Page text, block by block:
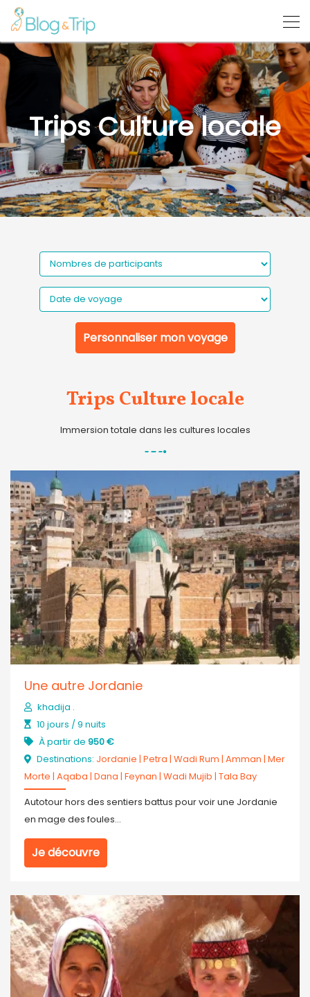
Trips Culture locale
Personnaliser mon voyage
Trips Culture locale
Immersion totale dans les cultures locales
Une autre Jordanie
khadija .
10 jours / 9 nuits
À partir de 950 €
Destinations: Jordanie | Petra | Wadi Rum | Amman | Mer
Morte | Aqaba | Dana | Feynan | Wadi Mujib | Tala Bay
Autotour hors des sentiers battus pour voir une Jordanie
en mage des foules...
Je découvre